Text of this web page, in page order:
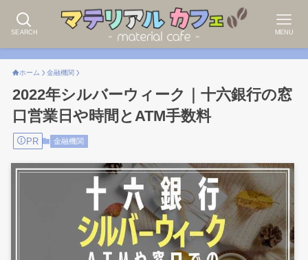
SEARCH MENU
ホーム 金融機関
2022年シルバーウィーク｜十六銀行の窓
口営業日や時間とATM手数料
PR 金融機関